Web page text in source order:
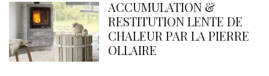
ACCUMULATION &
RESTITUTION LENTE DE
CHALEUR PAR LA PIERRE
OLLAIRE